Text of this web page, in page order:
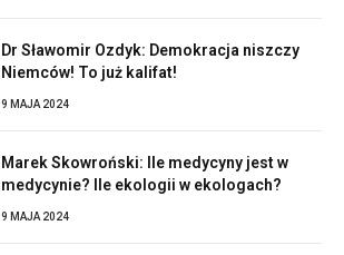
Dr Sławomir Ozdyk: Demokracja niszczy
Niemców! To już kalifat!
9 MAJA 2024
Marek Skowroński: Ile medycyny jest w
medycynie? Ile ekologii w ekologach?
9 MAJA 2024